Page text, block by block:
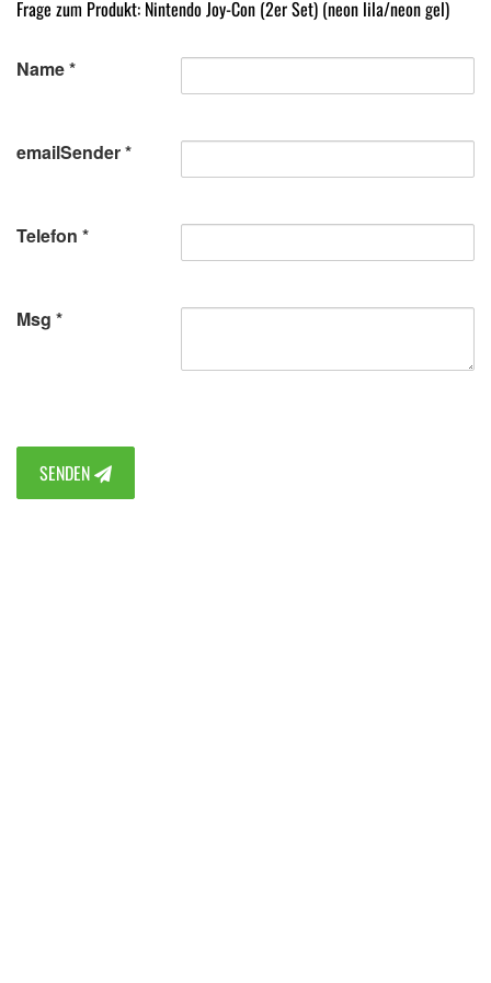
Frage zum Produkt: Nintendo Joy-Con (2er Set) (neon lila/neon gel)
Name
emailSender
Telefon
Msg
SENDEN